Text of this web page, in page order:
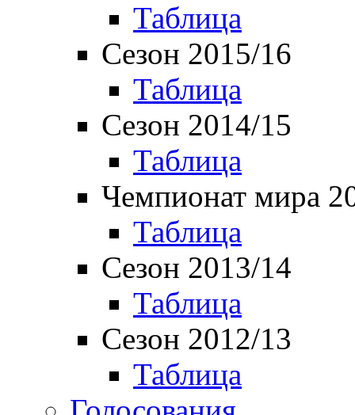
Таблица
Сезон 2015/16
Таблица
Сезон 2014/15
Таблица
Чемпионат мира
Таблица
Сезон 2013/14
Таблица
Сезон 2012/13
Таблица